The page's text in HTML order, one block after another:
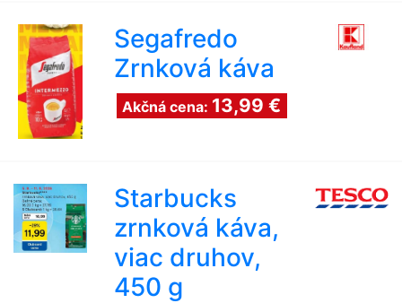
Segafredo
Zrnková káva
Akčná cena: 13,99 €
Starbucks
zrnková káva,
viac druhov,
450 g